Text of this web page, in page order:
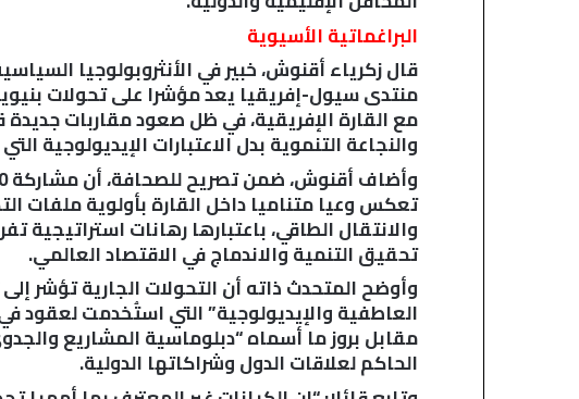
البراغماتية الأسيوية
قال زكرياء أقنوش، خبير في الأنثروبولوجيا
منتدى سيول-إفريقيا يعد مؤشرا على تحولات
مع القارة الإفريقية، في ظل صعود مقاربات جديدة
والنجاعة التنموية بدل الاعتبارات الإيديولوجية
تعكس وعيا متناميا داخل القارة بأولوية ملفات
والانتقال الطاقي، باعتبارها رهانات استراتيجية
تحقيق التنمية والاندماج في الاقتصاد العالمي.
وأوضح المتحدث ذاته أن التحولات الجارية تؤشر
العاطفية والإيديولوجية” التي استُخدمت لعقود
مقابل بروز ما أسماه “دبلوماسية المشاريع
الحاكم لعلاقات الدول وشراكاتها الدولية.